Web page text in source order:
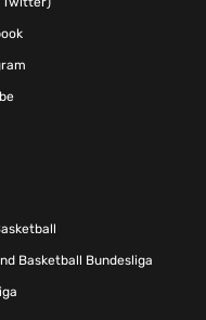
Basketball Bundesliga